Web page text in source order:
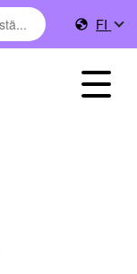
FI